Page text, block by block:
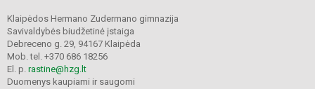
Klaipėdos Hermano Zudermano gimnazija
Savivaldybės biudžetinė įstaiga
Debreceno g. 29, 94167 Klaipėda
Mob. tel. +370 686 18256
El. p. rastine@hzg.lt
Duomenys kaupiami ir saugomi